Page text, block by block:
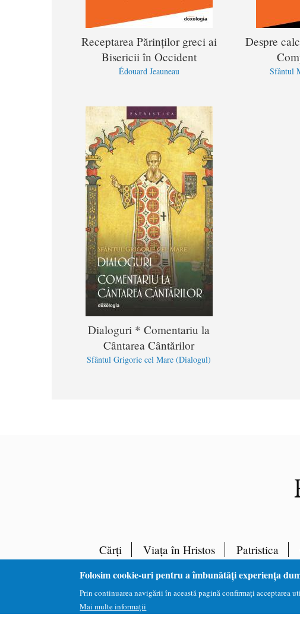
Receptarea Părinților greci ai
Bisericii în Occident
Édouard Jeauneau
Despre
Sfântul
Dialoguri * Comentariu la
Cântarea Cântărilor
Sfântul Grigorie cel Mare (Dialogul)
Cărți Viața în Hristos Patristica
Folosim cookie-uri pentru a îmbunătăți experiența
Prin continuarea navigării în această pagină confirmați acceptarea
Mai multe informații